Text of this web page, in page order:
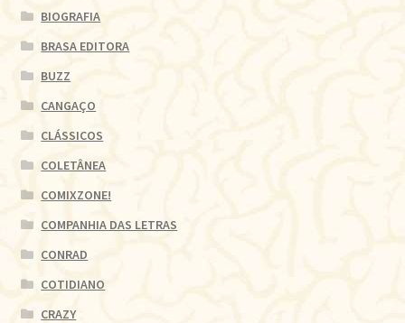
BIOGRAFIA
BRASA EDITORA
BUZZ
CANGAÇO
CLÁSSICOS
COLETÂNEA
COMIXZONE!
COMPANHIA DAS LETRAS
CONRAD
COTIDIANO
CRAZY